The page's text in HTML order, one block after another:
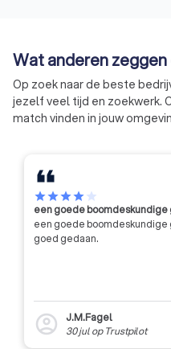
door het European
Coaching Council | EMCC.
is licentiehouder van beide
kwaliteitskeurmerken.
Wat anderen
Op zoek naar de beste
jezelf veel tijd en zoekwerk.
match vinden in jouw
starstarstarstarstar
een goede
een goede
goed gedaan.
account_circle
J.M.Fagel
30 julop Trustpilot